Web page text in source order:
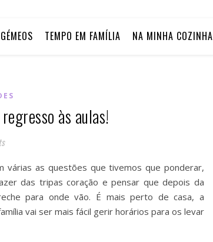
TEMPO EM FAMÍLIA NA MINHA COZINHA
às aulas!
várias as questões que tivemos que ponderar,
das tripas coração e pensar que depois da
para onde vão. É mais perto de casa, a
vai ser mais fácil gerir horários para os levar